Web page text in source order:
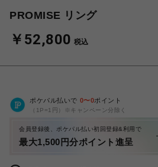
PROMISE リング
￥52,800 税込
ポケパル払いで 0〜0ポイント
（1P=1円）※キャンペーン分除く
会員登録後、ポケパル払い初回登録&利用で
最大1,500円分ポイント進呈